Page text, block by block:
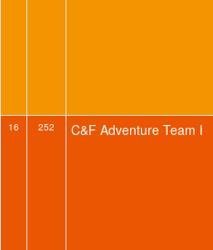
16 252 C&F Adventure Team I